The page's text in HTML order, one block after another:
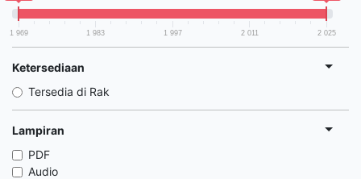
1 969 1 983 1 997 2 011 2 025
Ketersediaan
Tersedia di Rak
Lampiran
PDF
Audio